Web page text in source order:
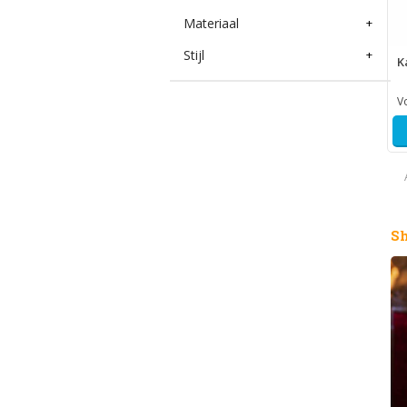
+
Materiaal
+
Stijl